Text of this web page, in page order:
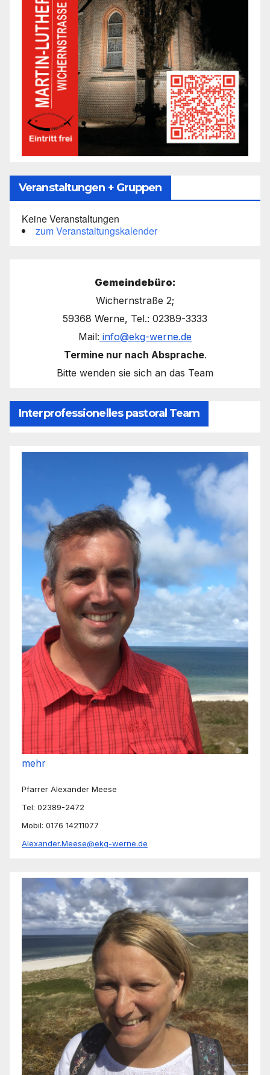
Veranstaltungen + Gruppen
Keine Veranstaltungen
zum Veranstaltungskalender
Gemeindebüro:
Wichernstraße 2;
59368 Werne, Tel.: 02389-3333
Mail: info@ekg-werne.de
Termine nur nach Absprache.
Bitte wenden sie sich an das Team
Interprofessionelles pastoral Team
mehr
Pfarrer Alexander Meese
Tel: 02389-2472
Mobil: 0176 14211077
Alexander.Meese@ekg-werne.de